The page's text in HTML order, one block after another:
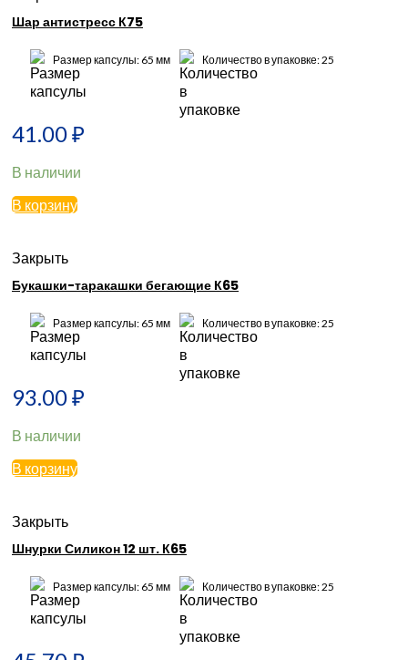
Шар антистресс К75
Размер капсулы: 65 мм Количество в упаковке: 25
41.00₽
В наличии
В корзину
Закрыть
Букашки-таракашки бегающие К65
Размер капсулы: 65 мм Количество в упаковке: 25
93.00₽
В наличии
В корзину
Закрыть
Шнурки Силикон 12 шт. К65
Размер капсулы: 65 мм Количество в упаковке: 25